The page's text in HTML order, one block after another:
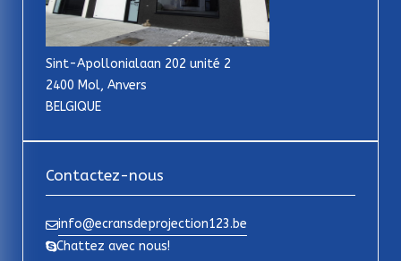
Sint-Apollonialaan 202 unité 2
2400 Mol, Anvers
BELGIQUE
Contactez-nous
info@ecransdeprojection123.be
Chattez avec nous!